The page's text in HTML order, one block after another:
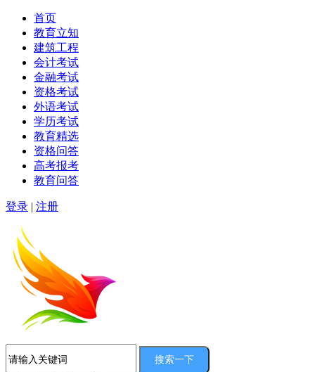
首页
教育立知
建筑工程
会计考试
金融考试
资格考试
外语考试
学历考试
教育精选
资格问答
高考报考
教育问答
登录 | 注册